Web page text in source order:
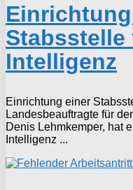
Intelligenz
Einrichtung einer
Landesbeauftragte für
Denis Lehmkemper, hat
Intelligenz ...